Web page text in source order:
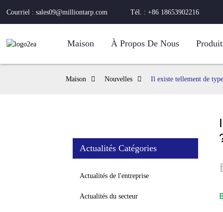
Courriel : sales09@milliontarp.com Tél. : +86 18653902216
Maison À Propos De Nous
Maison Nouvelles Il existe tellement de
Actualités Catégories
Actualités de l'entreprise
Actualités du secteur